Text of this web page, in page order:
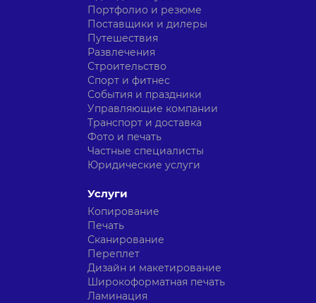
Портфолио и резюме
Поставщики и дилеры
Путешествия
Развлечения
Строительство
Спорт и фитнес
События и праздники
Управляющие компании
Транспорт и доставка
Фото и печать
Частные специалисты
Юридические услуги
Услуги
Копирование
Печать
Сканирование
Переплет
Дизайн и макетирование
Широкоформатная печать
Ламинация